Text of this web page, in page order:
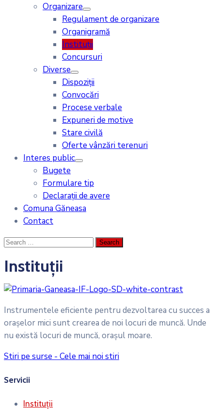
Organizare
Regulament de organizare
Organigramă
Instituții
Concursuri
Diverse
Dispoziții
Convocări
Procese verbale
Expuneri de motive
Stare civilă
Oferte vânzări terenuri
Interes public
Bugete
Formulare tip
Declarații de avere
Comuna Găneasa
Contact
Instituții
Instrumentele eficiente pentru dezvoltarea cu succes a
oraşelor mici sunt crearea de noi locuri de muncă. Unde
nu există locuri de muncă, oraşul moare.
Stiri pe surse - Cele mai noi stiri
Servicii
Instituții